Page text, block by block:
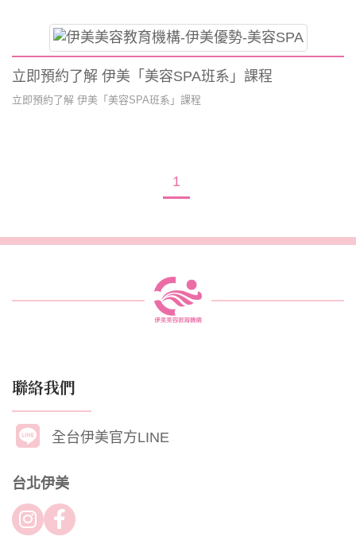
立即預約了解 伊美「美容SPA班系」課程
立即預約了解 伊美「美容SPA班系」課程
1
聯絡我們
全台伊美官方LINE
台北伊美